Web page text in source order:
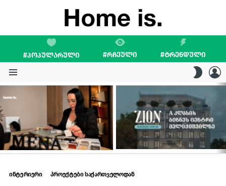
#ᲞᲝᲞᲣᲚᲐᲠᲣᲚᲘ #ᲠᲩᲔᲣᲚᲘ #ᲢᲠᲔᲜᲓᲣᲚᲘ
SKIN
STORIES
ინტერიერი პროექტები საქართველოდან